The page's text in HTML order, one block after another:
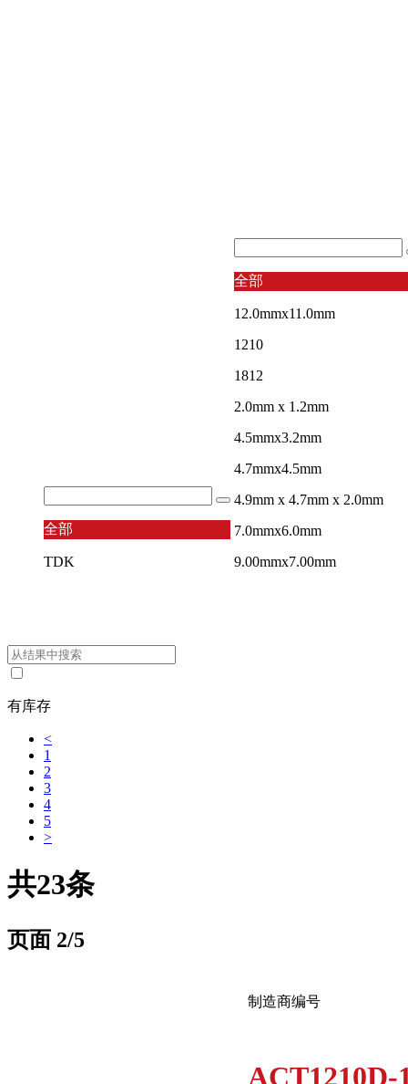
全部
TDK
全部
12.0mmx11.0mm
1210
1812
2.0mm x 1.2mm
4.5mmx3.2mm
4.7mmx4.5mm
4.9mm x 4.7mm x 2.0mm
7.0mmx6.0mm
9.00mmx7.00mm
有库存
<
1
2
3
4
5
>
共23条
页面 2/5
制造商编号
ACT1210D-